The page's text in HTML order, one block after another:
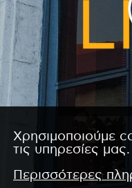
Copyright ©
Χρησιμοποιούμε
τις υπηρεσίες μας.
Περισσότερες